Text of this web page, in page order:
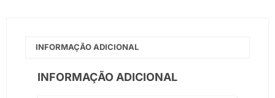
INFORMAÇÃO ADICIONAL
INFORMAÇÃO ADICIONAL